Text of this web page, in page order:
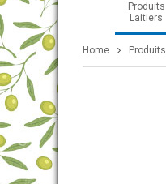
Produits
Laitiers
Home Produits